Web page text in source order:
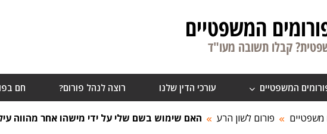
המשפטיים
קבלו תשובה מעו"ד
המשפטיים עורכי הדין שלנו רוצה לנהל פורום? חם
משפטיים פורום לשון הרע האם שימוש בשם שלי על ידי מישהו אחר מהווה